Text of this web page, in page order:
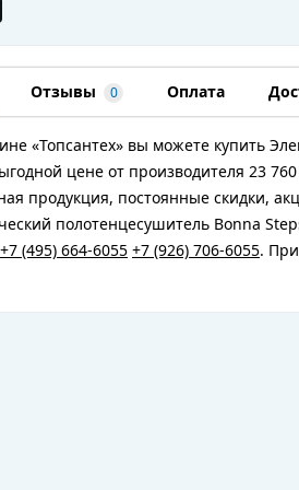
Отзывы 0 Оплата
«Топсантех» вы можете купить
цене от производителя 23
продукция, постоянные скидки,
полотенцесушитель Bonna
+7 (495) 664-6055 +7 (926) 706-6055.